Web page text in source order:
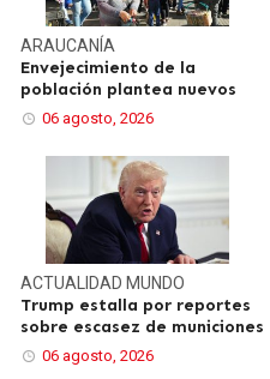
ARAUCANÍA
Envejecimiento de la
población plantea nuevos
06 agosto, 2026
ACTUALIDADMUNDO
Trump estalla por reportes
sobre escasez de municiones
06 agosto, 2026